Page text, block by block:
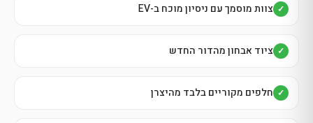
✓ צוות מוסמך עם ניסיון מוכח ב-EV
✓ ציוד אבחון מהדור החדש
✓ חלפים מקוריים בלבד מהיצרן